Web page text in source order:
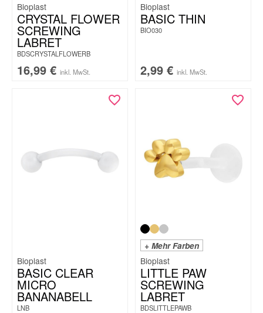
Bioplast
CRYSTAL FLOWER
SCREWING
LABRET
BDSCRYSTALFLOWERB
16,99 € inkl. MwSt.
Bioplast
BASIC THIN
BIO030
2,99 € inkl. MwSt.
Bioplast
BASIC CLEAR
MICRO
BANANABELL
LNB
+ Mehr Farben
Bioplast
LITTLE PAW
SCREWING
LABRET
BDSLITTLEPAWB